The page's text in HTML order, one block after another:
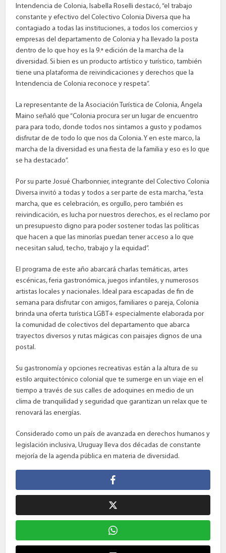
Intendencia de Colonia, Isabella Roselli destacó, “el trabajo
constante y efectivo del Colectivo Colonia Diversa que ha
contagiado a todas las instituciones, a todos los comercios y
empresas del departamento de Colonia y ha llevado la posta
dentro de lo que hoy es la 9.ª edición de la marcha de la
diversidad. Si bien es un producto artístico y turístico, también
tiene una plataforma de reivindicaciones y derechos que la
Intendencia de Colonia reconoce y respeta”.
La representante de la Asociación Turística de Colonia, Ángela
Maino señaló que “Colonia procura ser un lugar de encuentro
para para todo, donde todos nos sintamos a gusto y podamos
disfrutar de de todo lo que nos da Colonia. Y en este marco, la
marcha de la diversidad es una fiesta de la familia y eso es lo que
se ha destacado”.
Por su parte Josué Charbonnier, integrante del Colectivo Colonia
Diversa invitó a todas y todos a ser parte de esta marcha, “esta
marcha, que es celebración, es orgullo, pero también es
reivindicación, es lucha por nuestros derechos, es el reclamo por
un presupuesto digno para poder sostener todas las políticas
que hacen a que las minorías puedan tener acceso a lo que
necesitan salud, techo, trabajo y la equidad”.
El programa de este año abarcará charlas temáticas, artes
escénicas, feria gastronómica, juegos infantiles, y numerosos
artistas locales y nacionales. Ideal para escapadas de fin de
semana para disfrutar con amigos, familiares o pareja, Colonia
brinda una oferta turística LGBT+ especialmente elaborada por
la comunidad de colectivos del departamento que abarca
trayectos diversos y rutas mágicas con paisajes dignos de una
postal.
Su gastronomía y opciones recreativas están a la altura de su
estilo arquitectónico colonial que te sumerge en un viaje en el
tiempo a través de sus calles de adoquines en medio de un
clima de tranquilidad y seguridad que garantizan un relax que te
renovará las energías.
Considerado como un país de avanzada en derechos humanos y
legislación inclusiva, Uruguay lleva dos décadas de constante
mejoría de la agenda pública en materia de diversidad.